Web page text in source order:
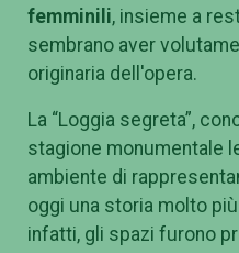
femminili, insieme a
sembrano aver
originaria dell'opera.
La “Loggia segreta”,
stagione monumentale
ambiente di
oggi una storia molto
infatti, gli spazi furono